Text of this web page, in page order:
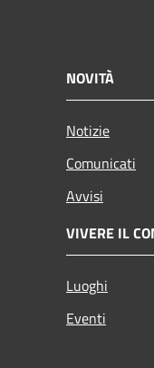
NOVITÀ
Notizie
Comunicati
Avvisi
VIVERE IL
Luoghi
Eventi